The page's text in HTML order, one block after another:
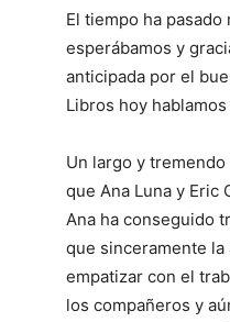
El tiempo ha
esperábamos y
anticipada por el
Libros hoy hablamos
Un largo y
que Ana Luna y Eric
Ana ha conseguido
que sinceramente
empatizar con el
los compañeros y